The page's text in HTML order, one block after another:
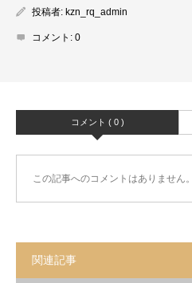
投稿者: kzn_rq_admin
コメント: 0
コメント ( 0 )
この記事へのコメントはありません。
関連記事